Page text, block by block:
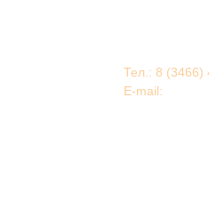
Тел.: 8 (3466)
E-mail: